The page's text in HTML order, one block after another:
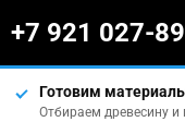
+7 921 027-
Готовим
Отбираем древесину